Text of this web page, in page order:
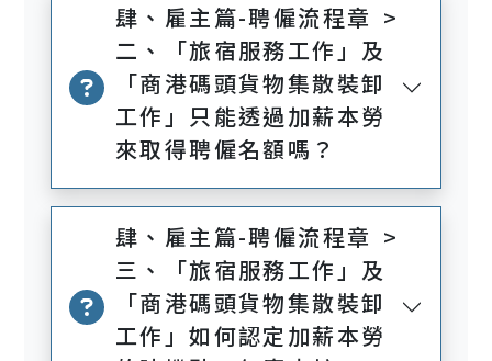
肆、雇主篇-聘僱流程章 >
二、「旅宿服務工作」及
「商港碼頭貨物集散裝卸
工作」只能透過加薪本勞
來取得聘僱名額嗎？
肆、雇主篇-聘僱流程章 >
三、「旅宿服務工作」及
「商港碼頭貨物集散裝卸
工作」如何認定加薪本勞